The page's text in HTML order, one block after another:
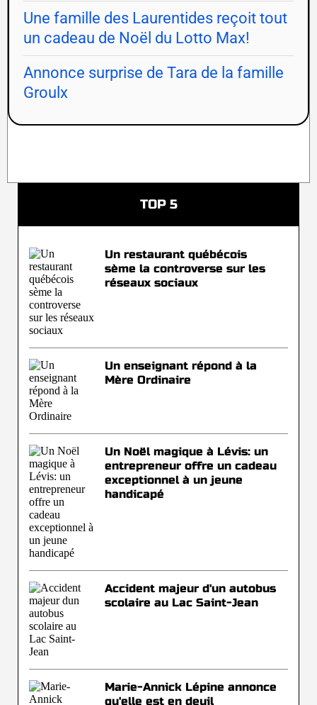
Une famille des Laurentides reçoit tout
un cadeau de Noël du Lotto Max!
Annonce surprise de Tara de la famille
Groulx
TOP 5
Un restaurant québécois
sème la controverse sur les
réseaux sociaux
Un enseignant répond à la
Mère Ordinaire
Un Noël magique à Lévis: un
entrepreneur offre un cadeau
exceptionnel à un jeune
handicapé
Accident majeur d'un autobus
scolaire au Lac Saint-Jean
Marie-Annick Lépine annonce
qu'elle est en deuil